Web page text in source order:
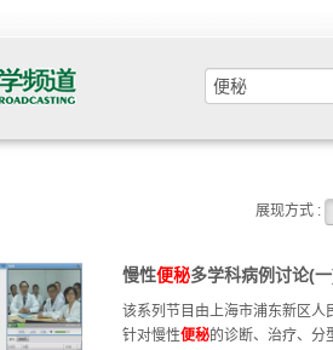
展现方式 :
慢性便秘多学科病例讨论(
该系列节目由上海市浦东新区人
针对慢性便秘的诊断、治疗、分